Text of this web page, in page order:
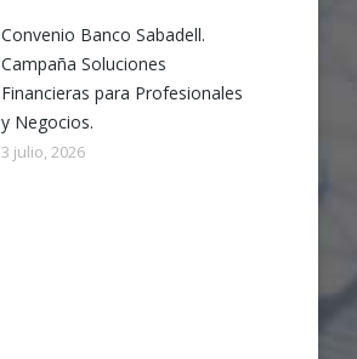
Convenio Banco Sabadell.
Campaña Soluciones
Financieras para Profesionales
y Negocios.
3 julio, 2026